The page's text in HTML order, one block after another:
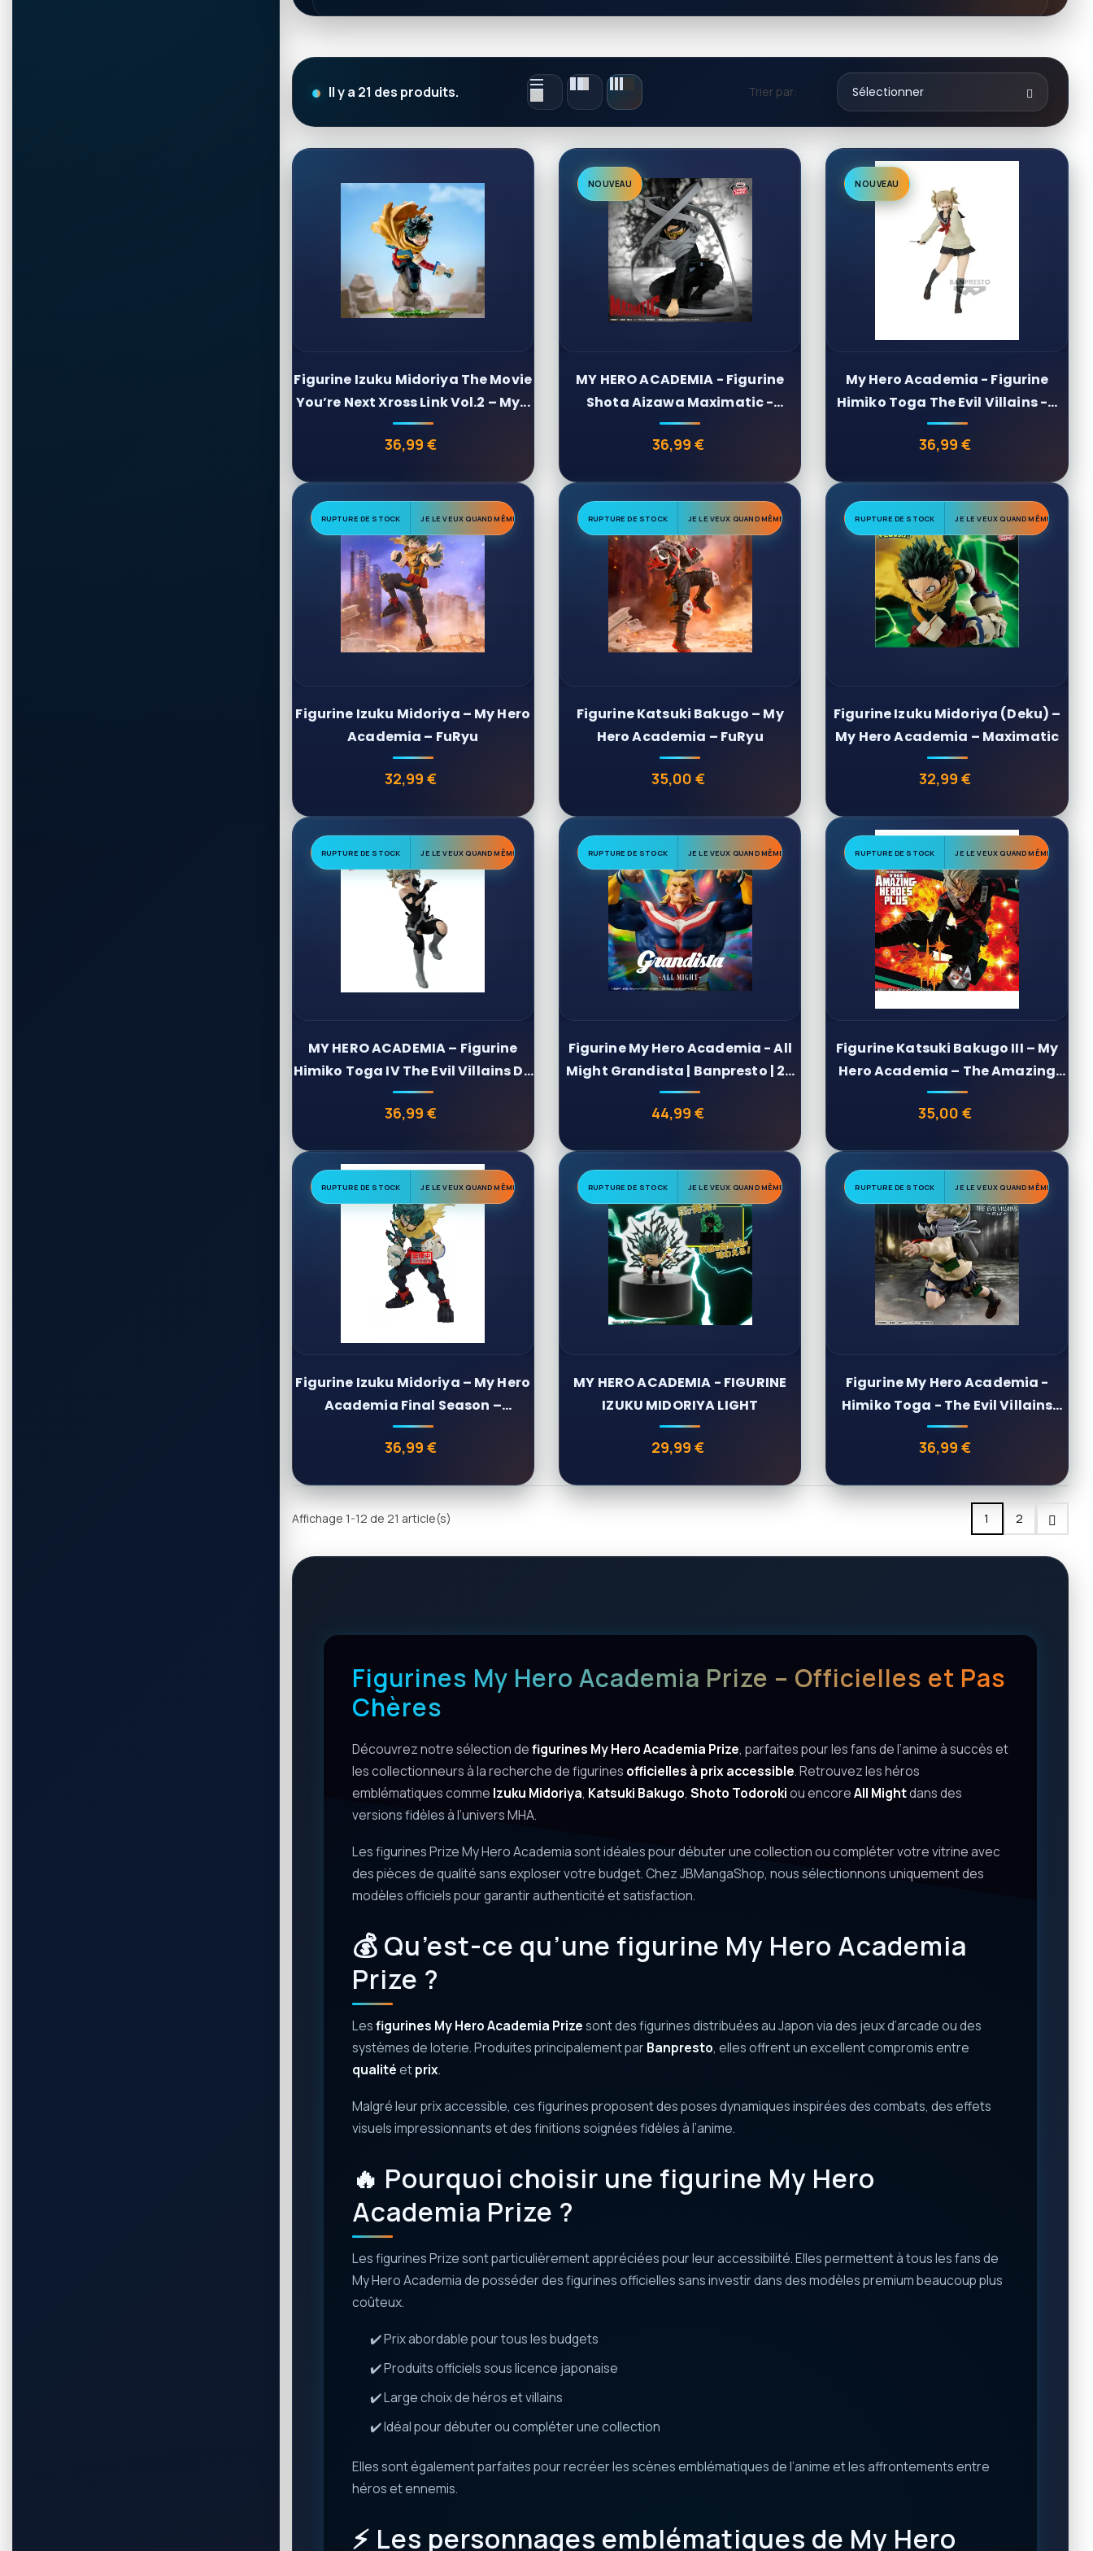
Il y a 21 des produits. Trier par: Sélectionner
Figurine Izuku Midoriya The Movie
You’re Next Xross Link Vol.2 – My...
Prix
36,99 €
NOUVEAU
MY HERO ACADEMIA - Figurine
Shota Aizawa Maximatic -
Banpresto
Prix
36,99 €
NOUVEAU
My Hero Academia - Figurine
Himiko Toga The Evil Villains -...
Prix
36,99 €
RUPTURE DE STOCK JE LE VEUX QUAND MÊME
Figurine Izuku Midoriya – My Hero
Academia – FuRyu
Prix
32,99 €
RUPTURE DE STOCK JE LE VEUX QUAND MÊME
Figurine Katsuki Bakugo – My
Hero Academia – FuRyu
Prix
35,00 €
RUPTURE DE STOCK JE LE VEUX QUAND MÊME
Figurine Izuku Midoriya (Deku) –
My Hero Academia – Maximatic
Prix
32,99 €
RUPTURE DE STOCK JE LE VEUX QUAND MÊME
MY HERO ACADEMIA – Figurine
Himiko Toga IV The Evil Villains DX
(20...
Prix
36,99 €
RUPTURE DE STOCK JE LE VEUX QUAND MÊME
Figurine My Hero Academia - All
Might Grandista | Banpresto | 28
cm
Prix
44,99 €
RUPTURE DE STOCK JE LE VEUX QUAND MÊME
Figurine Katsuki Bakugo III – My
Hero Academia – The Amazing
Heroes...
Prix
35,00 €
RUPTURE DE STOCK JE LE VEUX QUAND MÊME
Figurine Izuku Midoriya – My Hero
Academia Final Season –
Banpresto...
Prix
36,99 €
RUPTURE DE STOCK JE LE VEUX QUAND MÊME
MY HERO ACADEMIA - FIGURINE
IZUKU MIDORIYA LIGHT
Prix
29,99 €
RUPTURE DE STOCK JE LE VEUX QUAND MÊME
Figurine My Hero Academia -
Himiko Toga - The Evil Villains
Plus
Prix
36,99 €
Affichage 1-12 de 21 article(s) 1 2
Figurines My Hero Academia Prize – Officielles et Pas
Chères
Découvrez notre sélection defigurines My Hero Academia Prize, parfaites pour les fans de l’anime à succès et
les collectionneurs à la recherche de figurines officielles à prix accessible. Retrouvez les héros
emblématiques comme Izuku Midoriya, Katsuki Bakugo, Shoto Todorokiou encoreAll Mightdans des
versions fidèles à l’univers MHA.
Les figurines Prize My Hero Academia sont idéales pour débuter une collection ou compléter votre vitrine avec
des pièces de qualité sans exploser votre budget. Chez JBMangaShop, nous sélectionnons uniquement des
modèles officiels pour garantir authenticité et satisfaction.
💰 Qu’est-ce qu’une figurine My Hero Academia
Prize ?
Lesfigurines My Hero Academia Prizesont des figurines distribuées au Japon via des jeux d’arcade ou des
systèmes de loterie. Produites principalement par Banpresto, elles offrent un excellent compromis entre
qualitéetprix.
Malgré leur prix accessible, ces figurines proposent des poses dynamiques inspirées des combats, des effets
visuels impressionnants et des finitions soignées fidèles à l’anime.
🔥 Pourquoi choisir une figurine My Hero
Academia Prize ?
Les figurines Prize sont particulièrement appréciées pour leur accessibilité. Elles permettent à tous les fans de
My Hero Academia de posséder des figurines officielles sans investir dans des modèles premium beaucoup plus
coûteux.
✔️ Prix abordable pour tous les budgets
✔️ Produits officiels sous licence japonaise
✔️ Large choix de héros et villains
✔️ Idéal pour débuter ou compléter une collection
Elles sont également parfaites pour recréer les scènes emblématiques de l’anime et les affrontements entre
héros et ennemis.
⚡ Les personnages emblématiques de My Hero